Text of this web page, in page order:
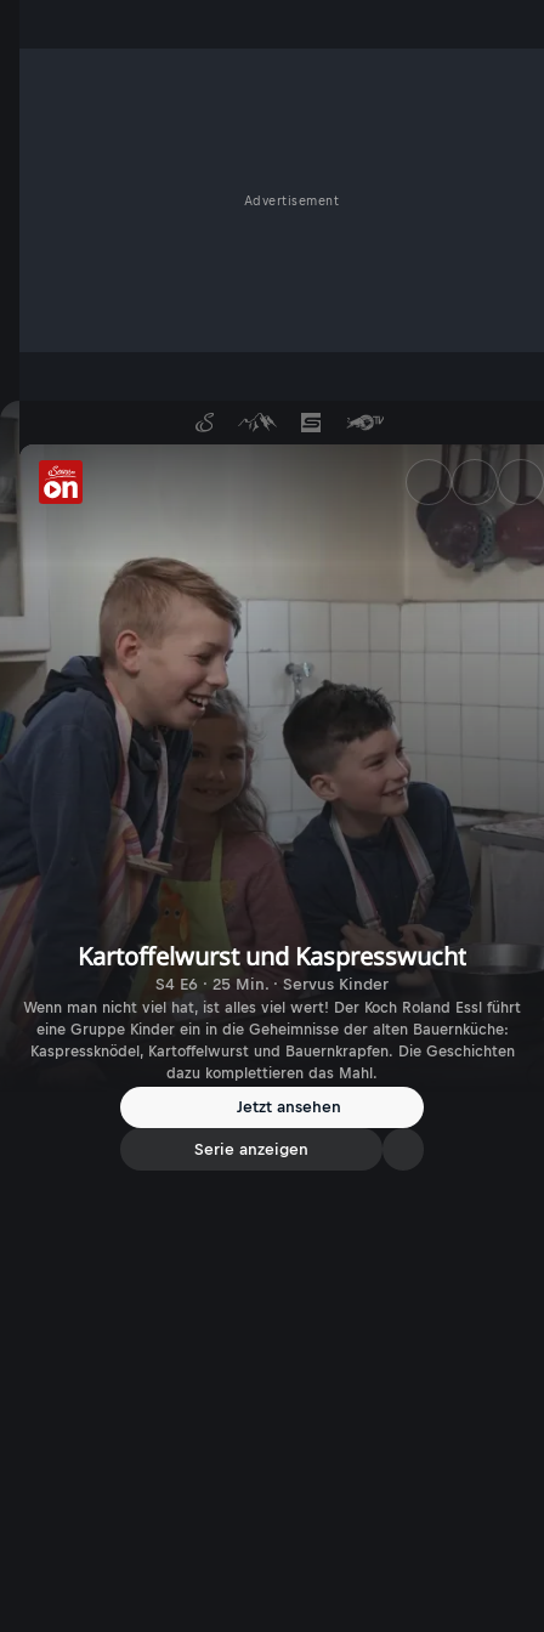
Advertisement
Kartoffelwurst und
Kartoffelwurst und Kaspresswucht
S4 E6 · 25 Min. · Servus Kinder
Wenn man nicht viel hat, ist alles viel wert! Der Koch Roland Essl führt
eine Gruppe Kinder ein in die Geheimnisse der alten Bauernküche:
Kaspressknödel, Kartoffelwurst und Bauernkrapfen. Die Geschichten
dazu komplettieren das Mahl.
Jetzt ansehen
Serie anzeigen